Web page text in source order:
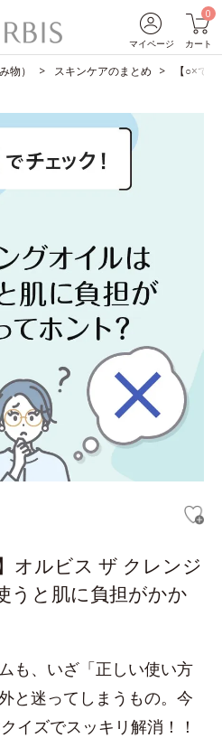
マイページ
0
カート
物） スキンケアのまとめ 【○×で
オルビス ザ クレンジ
うと肌に負担がかか
も、いざ「正しい使い方
と迷ってしまうもの。今
イズでスッキリ解消！！